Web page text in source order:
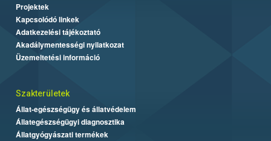
Projektek
Kapcsolódó linkek
Adatkezelési tájékoztató
Akadálymentességi nyilatkozat
Üzemeltetési információ
Szakterületek
Állat-egészségügy és állatvédelem
Állategészségügyi diagnosztika
Állatgyógyászati termékek